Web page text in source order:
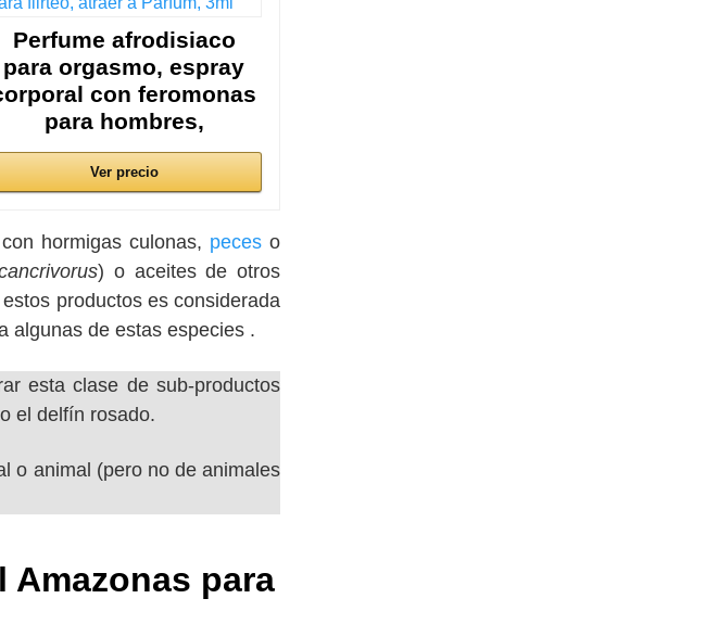
Perfume afrodisiaco
para orgasmo, espray
con feromonas
para hombres,
Ver precio
hormigas culonas, peces o
) o aceites de otros
productos es considerada
algunas de estas especies .
esta clase de sub-productos
el delfín rosado.
o animal (pero no de animales
para